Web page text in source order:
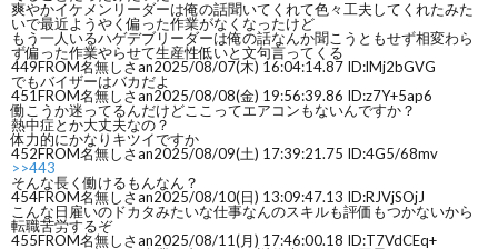
爽やかイケメンリーダーは俺の話聞いてくれて色々工夫してくれたみた
いで最近ようやく偏った作業がなくなったけど
もう一人いるハゲデブリーダーは俺の話なんか聞こうともせず相変わら
ず偏った作業やらせて生産性低いと文句言ってくる
449FROM名無しさan2025/08/07(木) 16:04:14.87 ID:lMj2bGVG
でもバイザーはバカだよ
451FROM名無しさan2025/08/08(金) 19:56:39.86 ID:z7Y+5ap6
働こうか迷ってるんだけどここってエアコンもないんですか？
熱中症とか大丈夫なの？
体力的にかなりキツイですか
452FROM名無しさan2025/08/09(土) 17:39:21.75 ID:4G5/68mv
>>443
そんな長く働けるもんなん？
454FROM名無しさan2025/08/10(日) 13:09:47.13 ID:RJVjSOjJ
こんな日雇いのドカタみたいな仕事なんのスキルも評価もつかないから
転職苦労するぞ
455FROM名無しさan2025/08/11(月) 17:46:00.18 ID:T7VdCEq+